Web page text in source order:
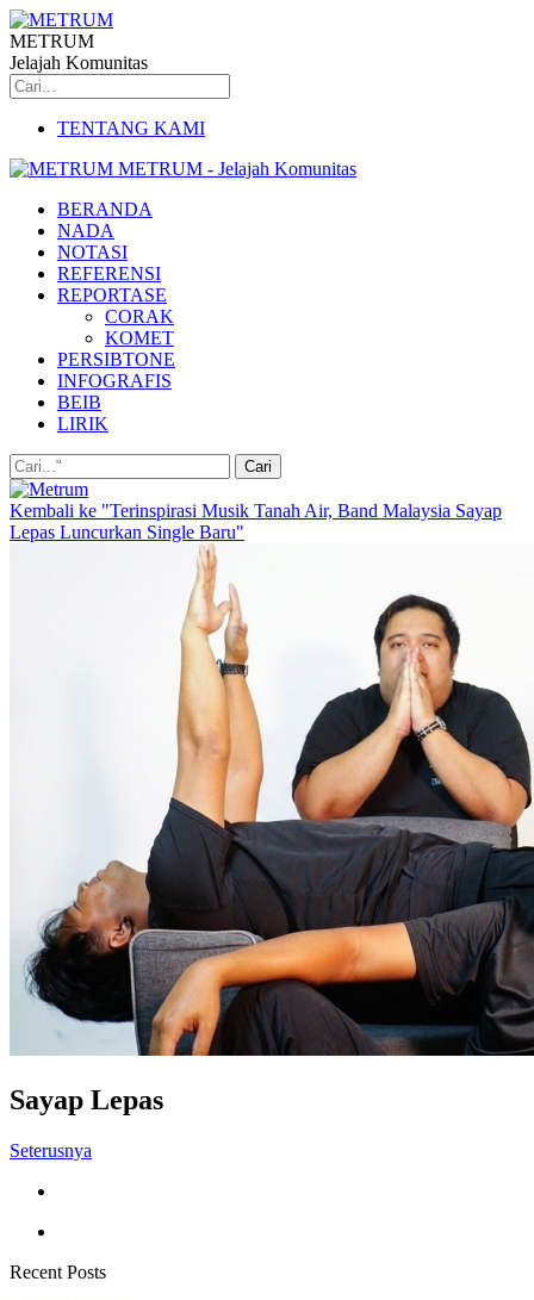
METRUM
Jelajah Komunitas
TENTANG KAMI
METRUM - Jelajah Komunitas
BERANDA
NADA
NOTASI
REFERENSI
REPORTASE
CORAK
KOMET
PERSIBTONE
INFOGRAFIS
BEIB
LIRIK
Kembali ke "Terinspirasi Musik Tanah Air, Band Malaysia Sayap
Lepas Luncurkan Single Baru"
Sayap Lepas
Seterusnya
Recent Posts